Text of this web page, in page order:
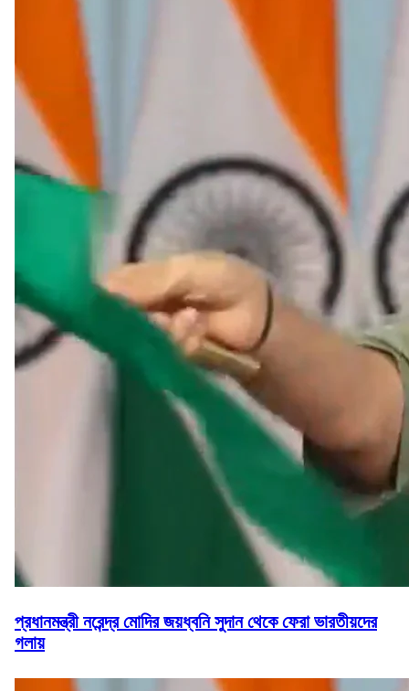
প্রধানমন্ত্রী নরেন্দ্র মোদির জয়ধ্বনি সুদান থেকে ফেরা ভারতীয়দের
গলায়